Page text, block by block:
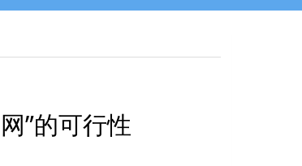
”的可行性